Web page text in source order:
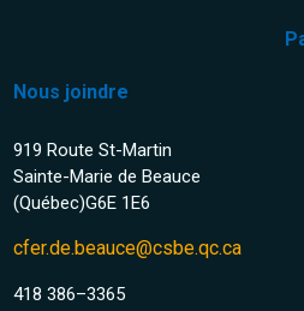
Nous joindre
919 Route St-Martin
Sainte-Marie de Beauce
(Québec)G6E 1E6
cfer.de.beauce@csbe.qc.ca
418 386–3365